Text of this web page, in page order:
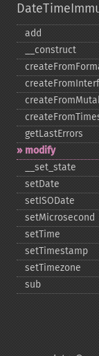
add
_​_​construct
getLastErrors
modify
_​_​set_​state
setDate
setISODate
setMicrosecond
setTime
setTimestamp
setTimezone
sub